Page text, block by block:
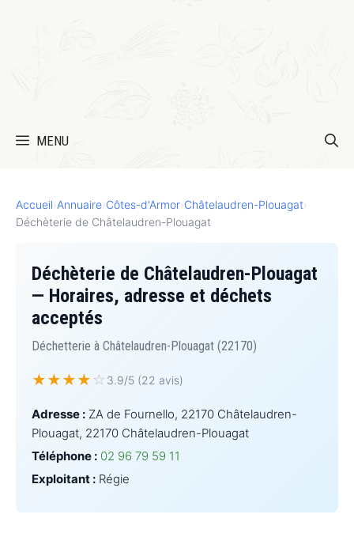
MENU
Accueil›Annuaire›Côtes-d'Armor›Châtelaudren-Plouagat›
Déchèterie de Châtelaudren-Plouagat
Déchèterie de Châtelaudren-Plouagat
— Horaires, adresse et déchets
acceptés
Déchetterie à Châtelaudren-Plouagat (22170)
★★★★ ☆ 3.9/5 (22 avis)
Adresse : ZA de Fournello, 22170 Châtelaudren-
Plouagat, 22170 Châtelaudren-Plouagat
Téléphone : 02 96 79 59 11
Exploitant : Régie